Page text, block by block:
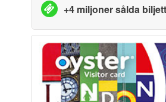
+4 miljoner sålda